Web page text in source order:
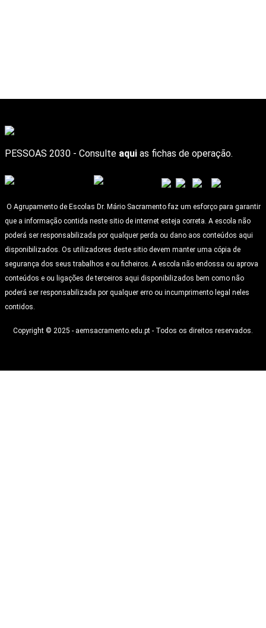
PESSOAS 2030 - Consulte aqui as fichas de operação.
O Agrupamento de Escolas Dr. Mário Sacramento faz um esforço para garantir
que a informação contida neste sitio de internet esteja correta. A escola não
poderá ser responsabilizada por qualquer perda ou dano aos conteúdos aqui
disponibilizados. Os utilizadores deste sitio devem manter uma cópia de
segurança dos seus trabalhos e ou ficheiros. A escola não endossa ou aprova
conteúdos e ou ligações de terceiros aqui disponibilizados bem como não
poderá ser responsabilizada por qualquer erro ou incumprimento legal neles
contidos.
Copyright © 2025 - aemsacramento.edu.pt - Todos os direitos reservados.